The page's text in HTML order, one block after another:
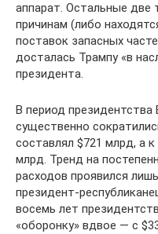
аппарат. Остальные две
причинам (либо
поставок запасных
досталась Трампу «в
президента.
В период
существенно
составлял $721 млрд, а
млрд. Тренд на
расходов проявился
президент-
восемь лет
«оборонку» вдвое — с